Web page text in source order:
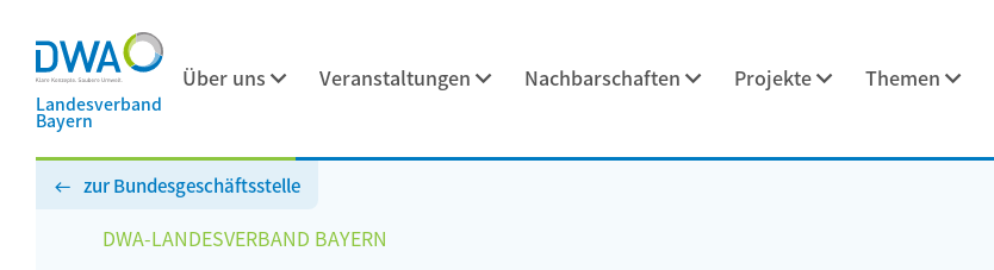
Landesverband
Bayern
Über uns Veranstaltungen Nachbarschaften Projekte Themen
zur Bundesgeschäftsstelle
DWA-LANDESVERBAND BAYERN